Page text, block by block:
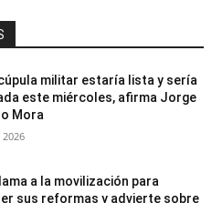
militar estaría lista y sería
este miércoles, afirma Jorge
Mora
a la movilización para
sus reformas y advierte sobre